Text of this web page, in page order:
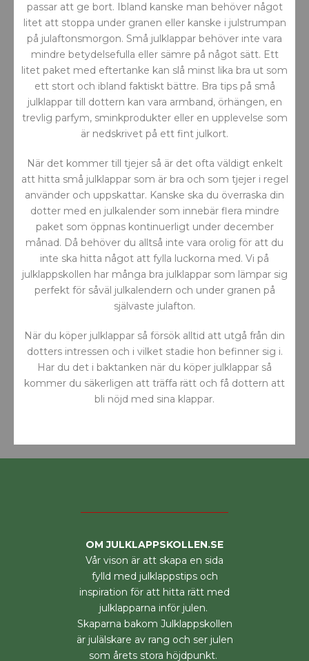
passar att ge bort. Ibland kanske man behöver något
litet att stoppa under granen eller kanske i julstrumpan
på julaftonsmorgon. Små julklappar behöver inte vara
mindre betydelsefulla eller sämre på något sätt. Ett
litet paket med eftertanke kan slå minst lika bra ut som
ett stort och ibland faktiskt bättre. Bra tips på små
julklappar till dottern kan vara armband, örhängen, en
trevlig parfym, sminkprodukter eller en upplevelse som
är nedskrivet på ett fint julkort.
När det kommer till tjejer så är det ofta väldigt enkelt
att hitta små julklappar som är bra och som tjejer i regel
använder och uppskattar. Kanske ska du överraska din
dotter med en julkalender som innebär flera mindre
paket som öppnas kontinuerligt under december
månad. Då behöver du alltså inte vara orolig för att du
inte ska hitta något att fylla luckorna med. Vi på
julklappskollen har många bra julklappar som lämpar sig
perfekt för såväl julkalendern och under granen på
självaste julafton.
När du köper julklappar så försök alltid att utgå från din
dotters intressen och i vilket stadie hon befinner sig i.
Har du det i baktanken när du köper julklappar så
kommer du säkerligen att träffa rätt och få dottern att
bli nöjd med sina klappar.
OM JULKLAPPSKOLLEN.SE
Vår vison är att skapa en sida
fylld med julklappstips och
inspiration för att hitta rätt med
julklapparna inför julen.
Skaparna bakom Julklappskollen
är julälskare av rang och ser julen
som årets stora höjdpunkt.